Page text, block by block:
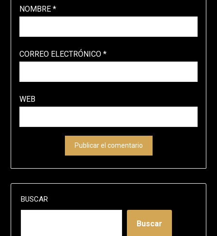
NOMBRE *
CORREO ELECTRÓNICO *
WEB
BUSCAR
Buscar